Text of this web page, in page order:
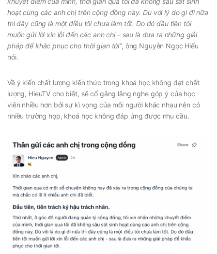
hoạt cùng các anh chị trên cộng đồng này. Dù với lý do gì đi nữa
thì đây cũng là một điều tôi chưa làm tốt. Do đó đầu tiên tôi
muốn gửi lời xin lỗi đến các anh chị – sau là đưa ra những giải
pháp để khắc phục cho thời gian tới”, ông Nguyễn Ngọc Hiếu
nói.
Về ý kiến chất lượng kiến thức trong khoá học không đạt chất
lượng, HieuTV cho biết, sẽ cố gắng lắng nghe góp ý của học
viên nhiều hơn bởi sự kì vọng của mỗi người khác nhau nên có
nhiều trường hợp, khoá học không đáp ứng được nhu cầu.